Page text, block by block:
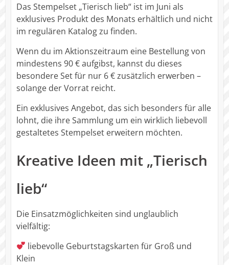
Das Stempelset „Tierisch lieb“ ist im Juni als
exklusives Produkt des Monats erhältlich und nicht
im regulären Katalog zu finden.
Wenn du im Aktionszeitraum eine Bestellung von
mindestens 90 € aufgibst, kannst du dieses
besondere Set für nur 6 € zusätzlich erwerben –
solange der Vorrat reicht.
Ein exklusives Angebot, das sich besonders für alle
lohnt, die ihre Sammlung um ein wirklich liebevoll
gestaltetes Stempelset erweitern möchten.
Kreative Ideen mit „Tierisch
lieb“
Die Einsatzmöglichkeiten sind unglaublich
vielfältig:
liebevolle Geburtstagskarten für Groß und
Klein